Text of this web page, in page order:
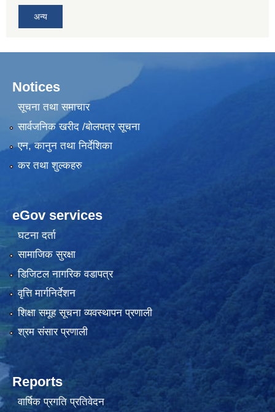
अन्य
Notices
सूचना तथा समाचार
सार्वजनिक खरीद /बोलपत्र सूचना
एन, कानुन तथा निर्देशिका
कर तथा शुल्कहरु
eGov services
घटना दर्ता
सामाजिक सुरक्षा
डिजिटल नागरिक वडापत्र
वृत्ति मार्गनिर्देशन
शिक्षा समूह सूचना व्यवस्थापन प्रणाली
श्रम संसार प्रणाली
Reports
वार्षिक प्रगति प्रतिवेदन